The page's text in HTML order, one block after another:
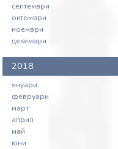
септември
октомври
ноември
декември
2018
януари
февруари
март
април
май
юни